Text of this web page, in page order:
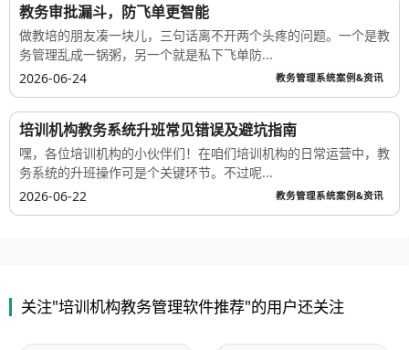
教务审批漏斗，防飞单更智能
做教培的朋友凑一块儿，三句话离不开两个头疼的问题。一个是教
务管理乱成一锅粥，另一个就是私下飞单防...
2026-06-24
教务管理系统案例&资讯
培训机构教务系统升班常见错误及避坑指南
嘿，各位培训机构的小伙伴们！在咱们培训机构的日常运营中，教
务系统的升班操作可是个关键环节。不过呢...
2026-06-22
教务管理系统案例&资讯
关注"培训机构教务管理软件推荐"的用户还关注